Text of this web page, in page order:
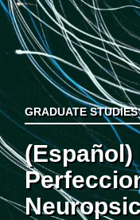
GRADUATE
(Español)